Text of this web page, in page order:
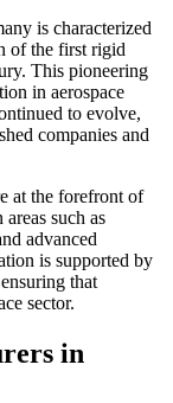
is characterized
of the first rigid
This pioneering
in aerospace
to evolve,
companies and
at the forefront of
such as
advanced
is supported by
that
sector.
in